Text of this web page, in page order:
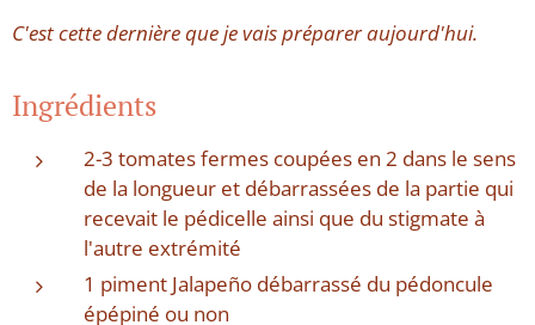
C'est cette dernière que je vais préparer aujourd'hui.
Ingrédients
2-3 tomates fermes coupées en 2 dans le sens
de la longueur et débarrassées de la partie qui
recevait le pédicelle ainsi que du stigmate à
l'autre extrémité
1 piment Jalapeño débarrassé du pédoncule
épépiné ou non